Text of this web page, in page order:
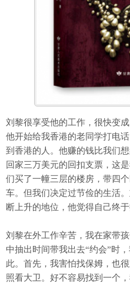
刘黎很享受他的工作，很快变
他开始给我香港的老同学打电
到香港的人。他赚的钱比我们
回家三万美元的回扣支票，这
们买了一幢三层的楼房，带四
车。但我们决定过节俭的生活
断上升的地位，他觉得自己终于
刘黎在外工作辛苦，我在家带
中抽出时间带我出去“约会”时
此。首先，我害怕找保姆，也
照看大卫。好不容易找到一个